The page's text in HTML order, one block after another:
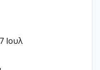
Ιουλ
εμπερίες